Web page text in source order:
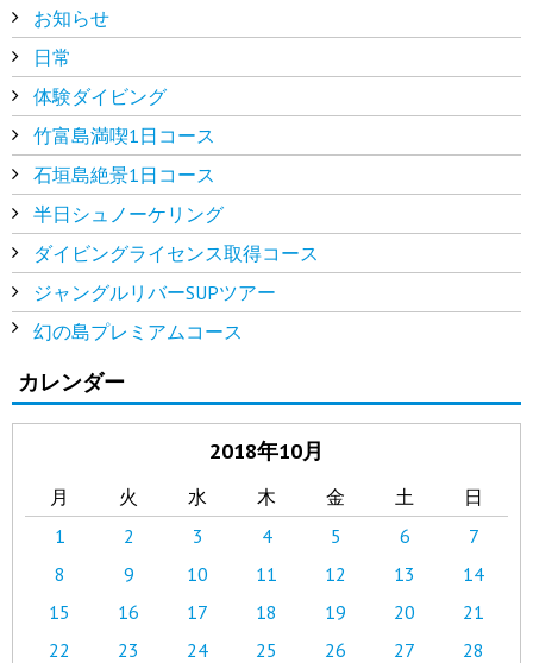
お知らせ
日常
体験ダイビング
竹富島満喫1日コース
石垣島絶景1日コース
半日シュノーケリング
ダイビングライセンス取得コース
ジャングルリバーSUPツアー
幻の島プレミアムコース
カレンダー
2018年10月
月 火 水 木 金 土
日
1
2 3 4 5 6
7
8
9 10 11 12 13
14
15
16 17 18 19 20
21
22
23 24 25 26 27
28